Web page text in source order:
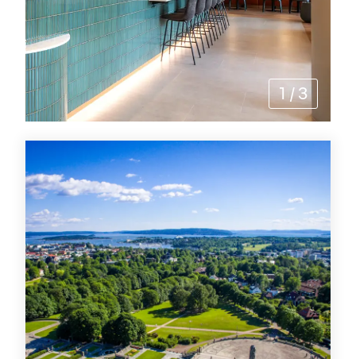
1 /3
Aktiviteter